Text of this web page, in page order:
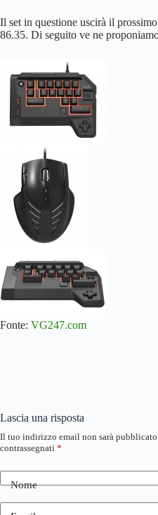
Il set in questione uscirà il
86.35. Di seguito ve ne
Fonte: VG247.com
Lascia una risposta
Il tuo indirizzo email non sarà
contrassegnati *
Nome